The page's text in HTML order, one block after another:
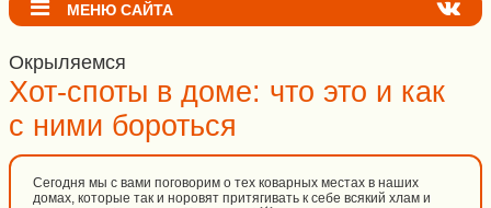
МЕНЮ САЙТА
Окрыляемся
Хот-споты в доме: что это и как
с ними бороться
Сегодня мы с вами поговорим о тех коварных местах в наших
домах, которые так и норовят притягивать к себе всякий хлам и